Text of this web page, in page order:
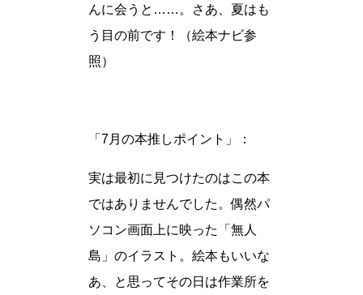
んに会うと……。さあ、夏はも
う目の前です！（絵本ナビ参
照）
「7月の本推しポイント」：
実は最初に見つけたのはこの本
ではありませんでした。偶然パ
ソコン画面上に映った「無人
島」のイラスト。絵本もいいな
あ、と思ってその日は作業所を